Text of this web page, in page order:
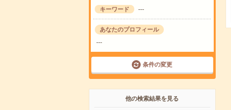
キーワード ---
あなたのプロフィール
---
条件の変更
他の検索結果を見る